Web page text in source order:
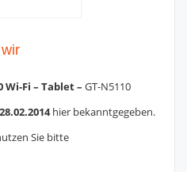
Wi-Fi – Tablet – GT-N5110
28.02.2014hier bekanntgegeben.
Sie bitte